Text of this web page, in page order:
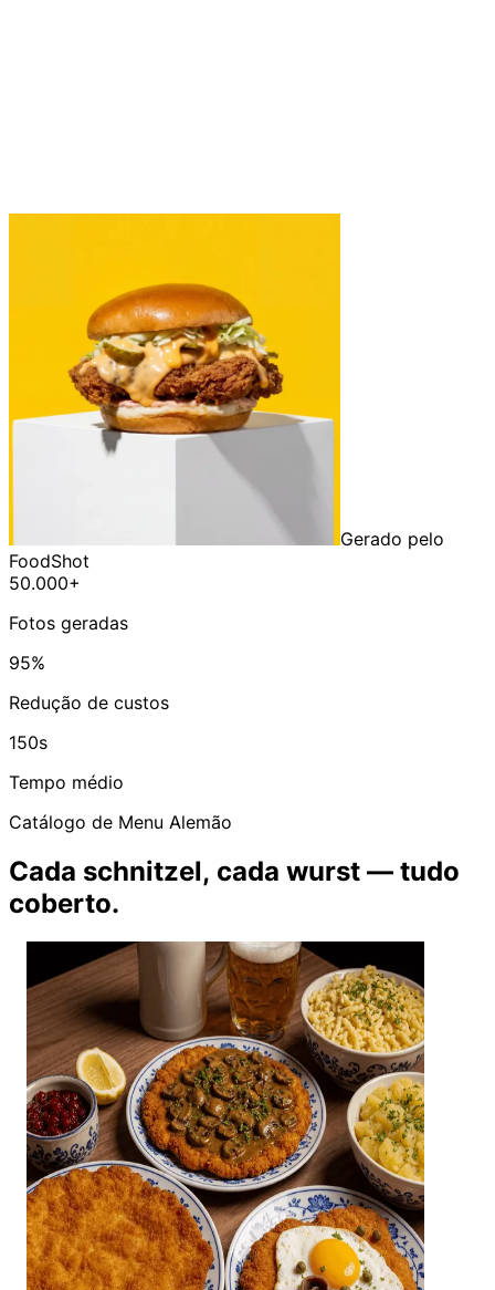
Gerado pelo
FoodShot
50.000+
Fotos geradas
95%
Redução de custos
150s
Tempo médio
Catálogo de Menu Alemão
Cada schnitzel, cada wurst — tudo
coberto.